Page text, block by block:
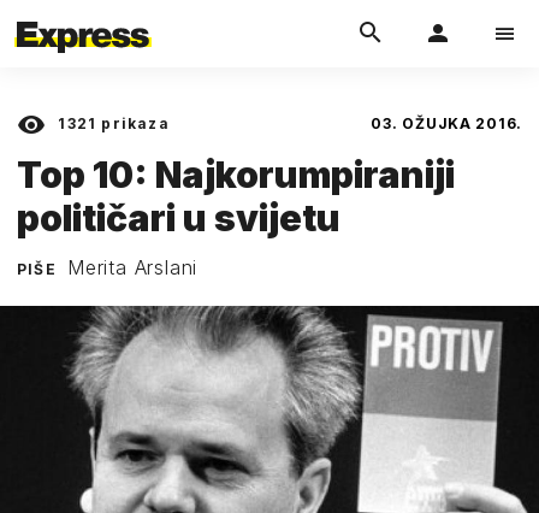
1321 prikaza 03. OŽUJKA 2016.
Top 10: Najkorumpiraniji
političari u svijetu
PIŠE Merita Arslani